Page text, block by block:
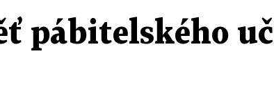
pábitelského